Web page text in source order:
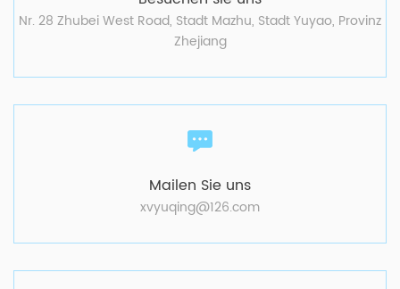
Nr. 28 Zhubei West Road, Stadt Mazhu, Stadt Yuyao, Provinz
Zhejiang
Mailen Sie uns
xvyuqing@126.com